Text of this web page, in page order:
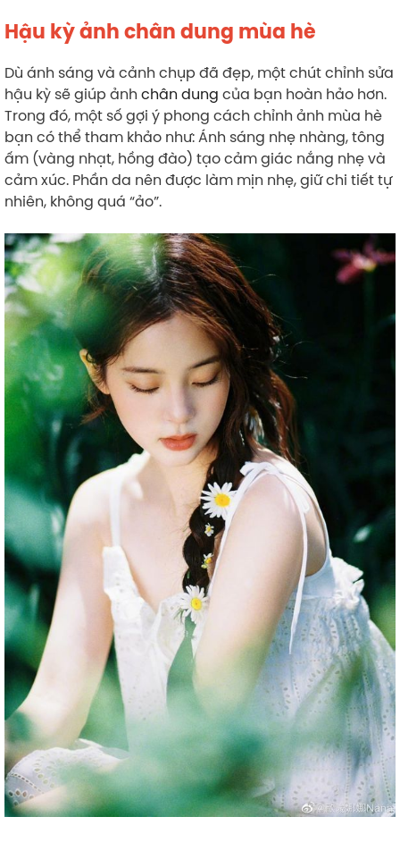
Hậu kỳ ảnh chân dung mùa hè
Dù ánh sáng và cảnh chụp đã đẹp, một chút chỉnh sửa
hậu kỳ sẽ giúp ảnh chân dung của bạn hoàn hảo hơn.
Trong đó, một số gợi ý phong cách chỉnh ảnh mùa hè
bạn có thể tham khảo như: Ánh sáng nhẹ nhàng, tông
ấm (vàng nhạt, hồng đào) tạo cảm giác nắng nhẹ và
cảm xúc. Phần da nên được làm mịn nhẹ, giữ chi tiết tự
nhiên, không quá “ảo”.